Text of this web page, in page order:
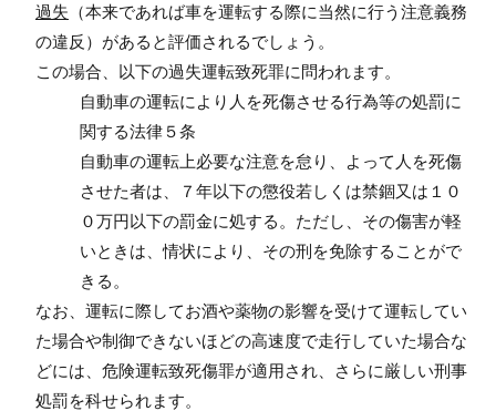
過失 （本来であれば車を運転する際に当然に行う注意義務
の違反）があると評価されるでしょう。
この場合、以下の過失運転致死罪に問われます。
自動車の運転により人を死傷させる行為等の処罰に
関する法律５条
自動車の運転上必要な注意を怠り、よって人を死傷
させた者は、７年以下の懲役若しくは禁錮又は１０
０万円以下の罰金に処する。ただし、その傷害が軽
いときは、情状により、その刑を免除することがで
きる。
なお、運転に際してお酒や薬物の影響を受けて運転してい
た場合や制御できないほどの高速度で走行していた場合な
どには、危険運転致死傷罪が適用され、さらに厳しい刑事
処罰を科せられます。